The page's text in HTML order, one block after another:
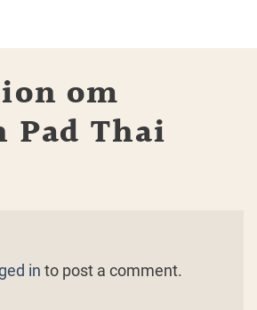
om
Pad Thai
in to post a comment.